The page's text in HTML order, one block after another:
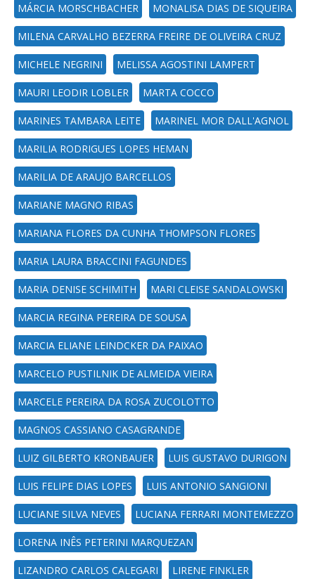
MÁRCIA MORSCHBACHER MONALISA DIAS DE SIQUEIRA
MILENA CARVALHO BEZERRA FREIRE DE OLIVEIRA CRUZ
MICHELE NEGRINI MELISSA AGOSTINI LAMPERT
MAURI LEODIR LOBLER MARTA COCCO
MARINES TAMBARA LEITE MARINEL MOR DALL'AGNOL
MARILIA RODRIGUES LOPES HEMAN
MARILIA DE ARAUJO BARCELLOS
MARIANE MAGNO RIBAS
MARIANA FLORES DA CUNHA THOMPSON FLORES
MARIA LAURA BRACCINI FAGUNDES
MARIA DENISE SCHIMITH MARI CLEISE SANDALOWSKI
MARCIA REGINA PEREIRA DE SOUSA
MARCIA ELIANE LEINDCKER DA PAIXAO
MARCELO PUSTILNIK DE ALMEIDA VIEIRA
MARCELE PEREIRA DA ROSA ZUCOLOTTO
MAGNOS CASSIANO CASAGRANDE
LUIZ GILBERTO KRONBAUER LUIS GUSTAVO DURIGON
LUIS FELIPE DIAS LOPES LUIS ANTONIO SANGIONI
LUCIANE SILVA NEVES LUCIANA FERRARI MONTEMEZZO
LORENA INÊS PETERINI MARQUEZAN
LIZANDRO CARLOS CALEGARI LIRENE FINKLER